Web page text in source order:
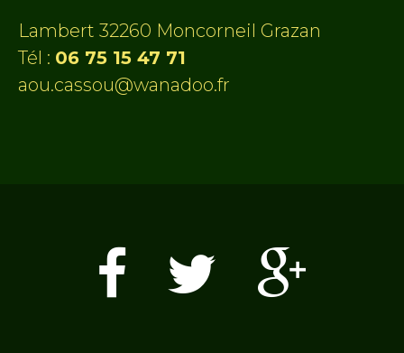
Lambert 32260 Moncorneil Grazan
Tél : 06 75 15 47 71
aou.cassou@wanadoo.fr